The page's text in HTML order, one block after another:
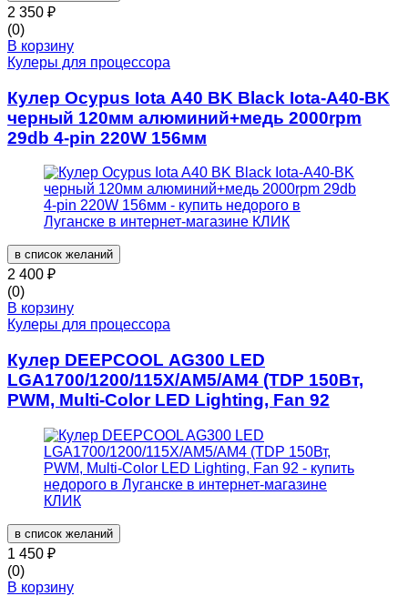
2 350 ₽
(0)
В корзину
Кулеры для процессора
Кулер Ocypus Iota A40 BK Black Iota-A40-BK
черный 120мм алюминий+медь 2000rpm
29db 4-pin 220W 156мм
в список желаний
2 400 ₽
(0)
В корзину
Кулеры для процессора
Кулер DEEPCOOL AG300 LED
LGA1700/1200/115X/AM5/AM4 (TDP 150Вт,
PWM, Multi-Color LED Lighting, Fan 92
в список желаний
1 450 ₽
(0)
В корзину